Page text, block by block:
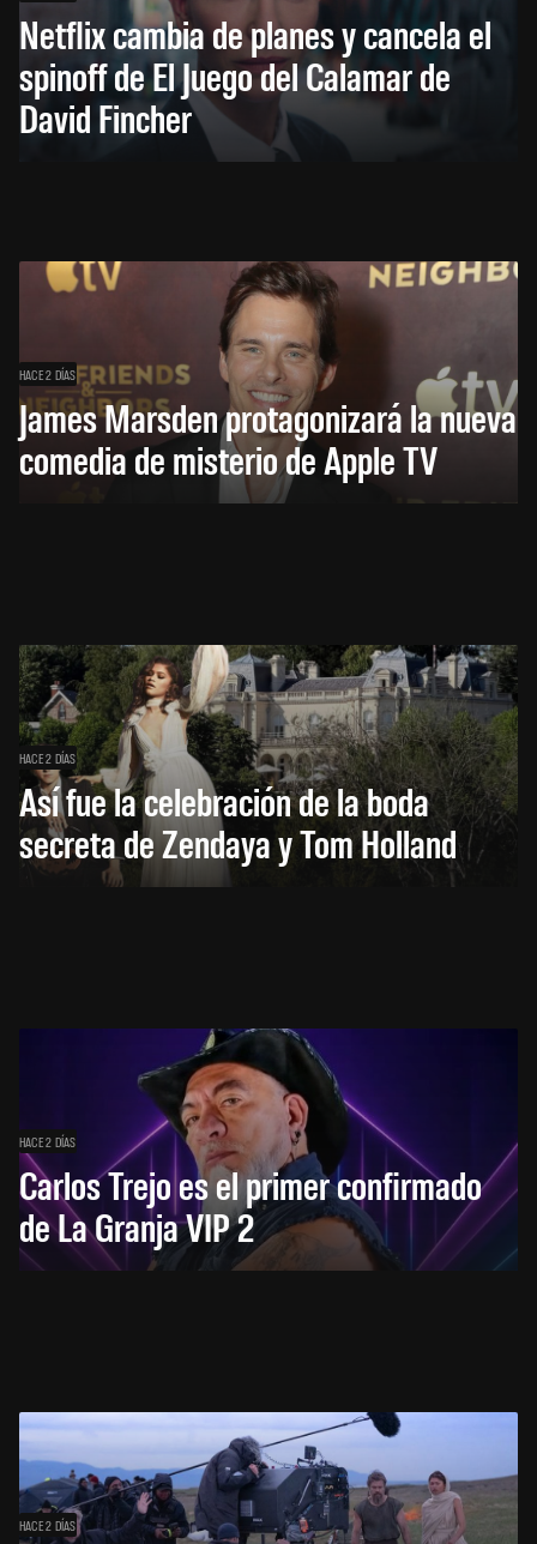
Netflix cambia de planes y cancela el
spinoff de El Juego del Calamar de
David Fincher
HACE 2 DÍAS
James Marsden protagonizará la nueva
comedia de misterio de Apple TV
HACE 2 DÍAS
Así fue la celebración de la boda
secreta de Zendaya y Tom Holland
HACE 2 DÍAS
Carlos Trejo es el primer confirmado
de La Granja VIP 2
HACE 2 DÍAS